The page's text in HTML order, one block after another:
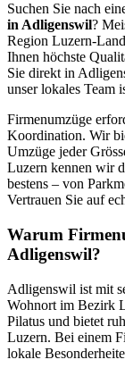
Suchen Sie nach
in Adligenswil?
Region Luzern-
Ihnen höchste
Sie direkt in
unser lokales Team
Firmenumzüge
Koordination. Wir
Umzüge jeder
Luzern kennen wir
bestens – von
Vertrauen Sie auf
Warum
Adligenswil?
Adligenswil ist mit
Wohnort im Bezirk
Pilatus und bietet
Luzern. Bei einem
lokale